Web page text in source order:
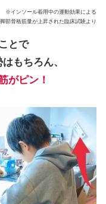
※インソール着用中の運動効果による
部骨格筋量が上昇された臨床試験より
とで
もちろん、
がピン！